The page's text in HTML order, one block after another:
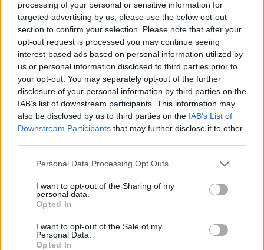
processing of your personal or sensitive information for
targeted advertising by us, please use the below opt-out
section to confirm your selection. Please note that after your
opt-out request is processed you may continue seeing
interest-based ads based on personal information utilized by
us or personal information disclosed to third parties prior to
your opt-out. You may separately opt-out of the further
disclosure of your personal information by third parties on the
IAB’s list of downstream participants. This information may
also be disclosed by us to third parties on the IAB’s List of
Downstream Participants that may further disclose it to other
Personal Data Processing Opt Outs
I want to opt-out of the Sharing of my
personal data.
Opted In
I want to opt-out of the Sale of my
Personal Data.
Opted In